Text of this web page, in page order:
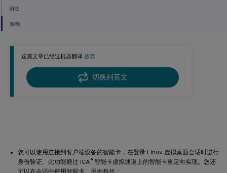
这篇文章已经过机器翻译.放弃
切换到英文
您可以使用连接到客户端设备的智能卡，在登录 Linux 虚拟桌面会话时进行
身份验证。此功能通过 ICA ®智能卡虚拟通道上的智能卡重定向实现。您还
可以在会话中使用智能卡。用例包括：
用法
限制